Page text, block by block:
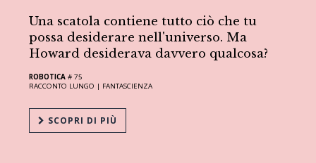
Una scatola contiene tutto ciò che tu
possa desiderare nell'universo. Ma
Howard desiderava davvero qualcosa?
ROBOTICA # 75
RACCONTO LUNGO | FANTASCIENZA
SCOPRI DI PIÙ